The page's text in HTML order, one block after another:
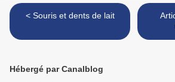
< Souris et dents de lait
Hébergé par Canalblog